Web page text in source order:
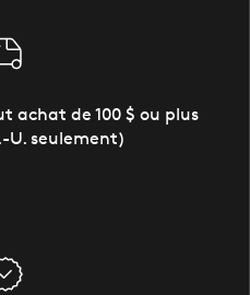
achat de 100 $ ou plus
U. seulement)